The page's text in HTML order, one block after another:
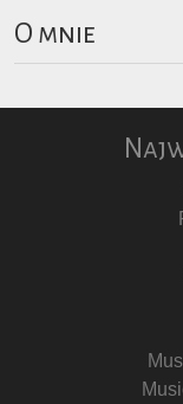
O mnie